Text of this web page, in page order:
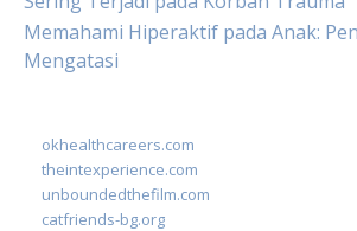
Memahami Hiperaktif pada Anak:
Mengatasi
okhealthcareers.com
theintexperience.com
unboundedthefilm.com
catfriends-bg.org